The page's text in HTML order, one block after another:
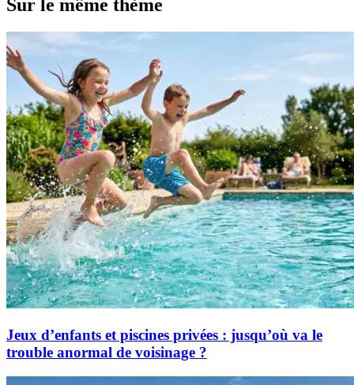
Sur le même thème
Jeux d’enfants et piscines privées : jusqu’où va le
trouble anormal de voisinage ?